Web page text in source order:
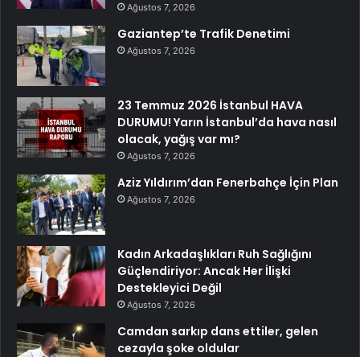
Ağustos 7, 2026
Gaziantep’te Trafik Denetimi
Ağustos 7, 2026
23 Temmuz 2026 İstanbul HAVA
DURUMU! Yarın İstanbul’da hava nasıl
olacak, yağış var mı?
Ağustos 7, 2026
Aziz Yıldırım’dan Fenerbahçe İçin Plan
Ağustos 7, 2026
Kadın Arkadaşlıkları Ruh Sağlığını
Güçlendiriyor: Ancak Her İlişki
Destekleyici Değil
Ağustos 7, 2026
Camdan sarkıp dans ettiler, gelen
cezayla şoke oldular